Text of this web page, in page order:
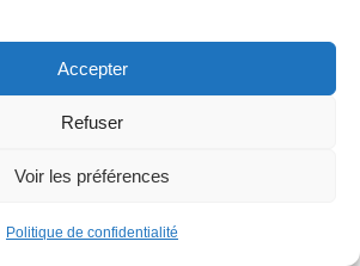
Accepter
Refuser
Voir les préférences
Politique de confidentialité
France à Blain